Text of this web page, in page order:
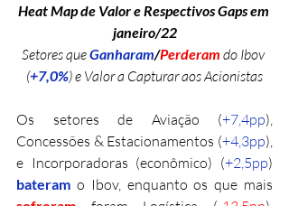
Heat Map de Valor e Respectivos Gaps em
janeiro/22
Setores que Ganharam/Perderam do Ibov
(+7,0%) e Valor a Capturar aos Acionistas
Os setores de Aviação (+7,4pp),
Concessões & Estacionamentos (+4,3pp),
e Incorporadoras (econômico) (+2,5pp
bateram